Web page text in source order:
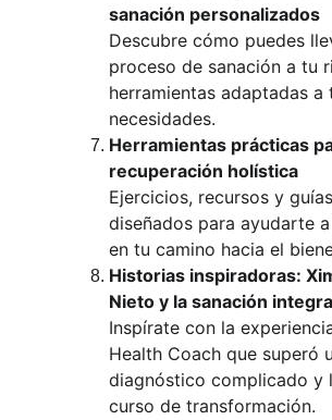
sanación personalizados
Descubre cómo puedes
proceso de sanación a tu
herramientas adaptadas a
necesidades.
Herramientas prácticas
recuperación holística
Ejercicios, recursos y guías
diseñados para ayudarte
en tu camino hacia el
Historias inspiradoras:
Nieto y la sanación
Inspírate con la
Health Coach que superó
diagnóstico complicado y
curso de transformación.